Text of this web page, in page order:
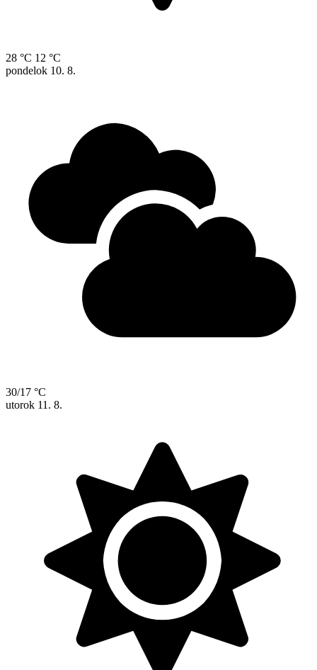
28 °C 12 °C
pondelok 10. 8.
30/17 °C
utorok 11. 8.